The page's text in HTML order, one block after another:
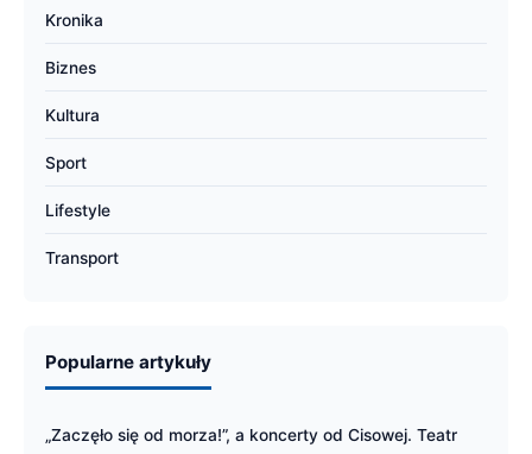
Kronika
Biznes
Kultura
Sport
Lifestyle
Transport
Popularne artykuły
„Zaczęło się od morza!”, a koncerty od Cisowej. Teatr